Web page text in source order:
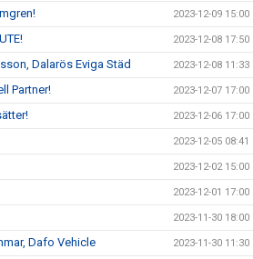
2023-12-09 15:00
2023-12-08 17:50
Dalarös Eviga Städ 2023-12-08 11:33
Partner! 2023-12-07 17:00
2023-12-06 17:00
2023-12-05 08:41
2023-12-02 15:00
2023-12-01 17:00
2023-11-30 18:00
Dafo Vehicle 2023-11-30 11:30